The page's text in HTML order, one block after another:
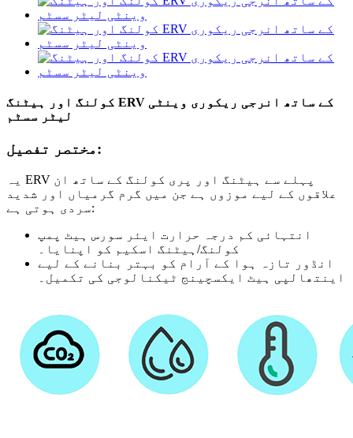
کولنگ اور ہیٹنگ ERV کے ساتھ انرجی ریکوری وینٹی
لیٹر سسٹم
مختصر تفصیل:
یہ ERV پہلے سے ہیٹنگ اور پری کولنگ کے ساتھ ان
علاقوں کے لیے موزوں ہے جن میں گرم گرمیاں اور شدید
سردی ہوتی ہے:
انتہائی کم درجہ حرارت ایئر سورس ہیٹ پمپ
کولنگ/ہیٹنگ اسکیم کو اپنایا۔
انڈور تازہ ہوا کے آرام کو بہتر بنانے کے لیے
اینتھالپی ہیٹ ایکسچینج ٹیکنالوجی کی تکمیل۔